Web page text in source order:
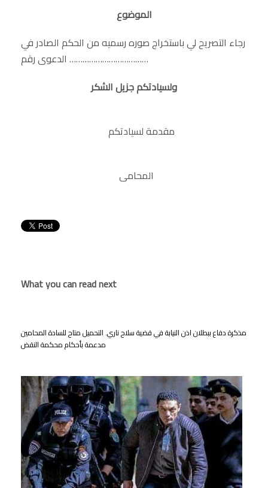
الموضوع
رجاء التصريح لي باستخراج صوره رسميه من الحكم الصادر في
الدعوى رقم ………………………………
ولسيادتكم جزيل الشكر
مقدمة لسيادتكم
المحامى
What you can read next
مذكرة دفاع ببطلان اذن النيابة في قضية سلاح ناري. التحميل متاح للسادة المحامين
مدعمة بأحكام محكمة النقض